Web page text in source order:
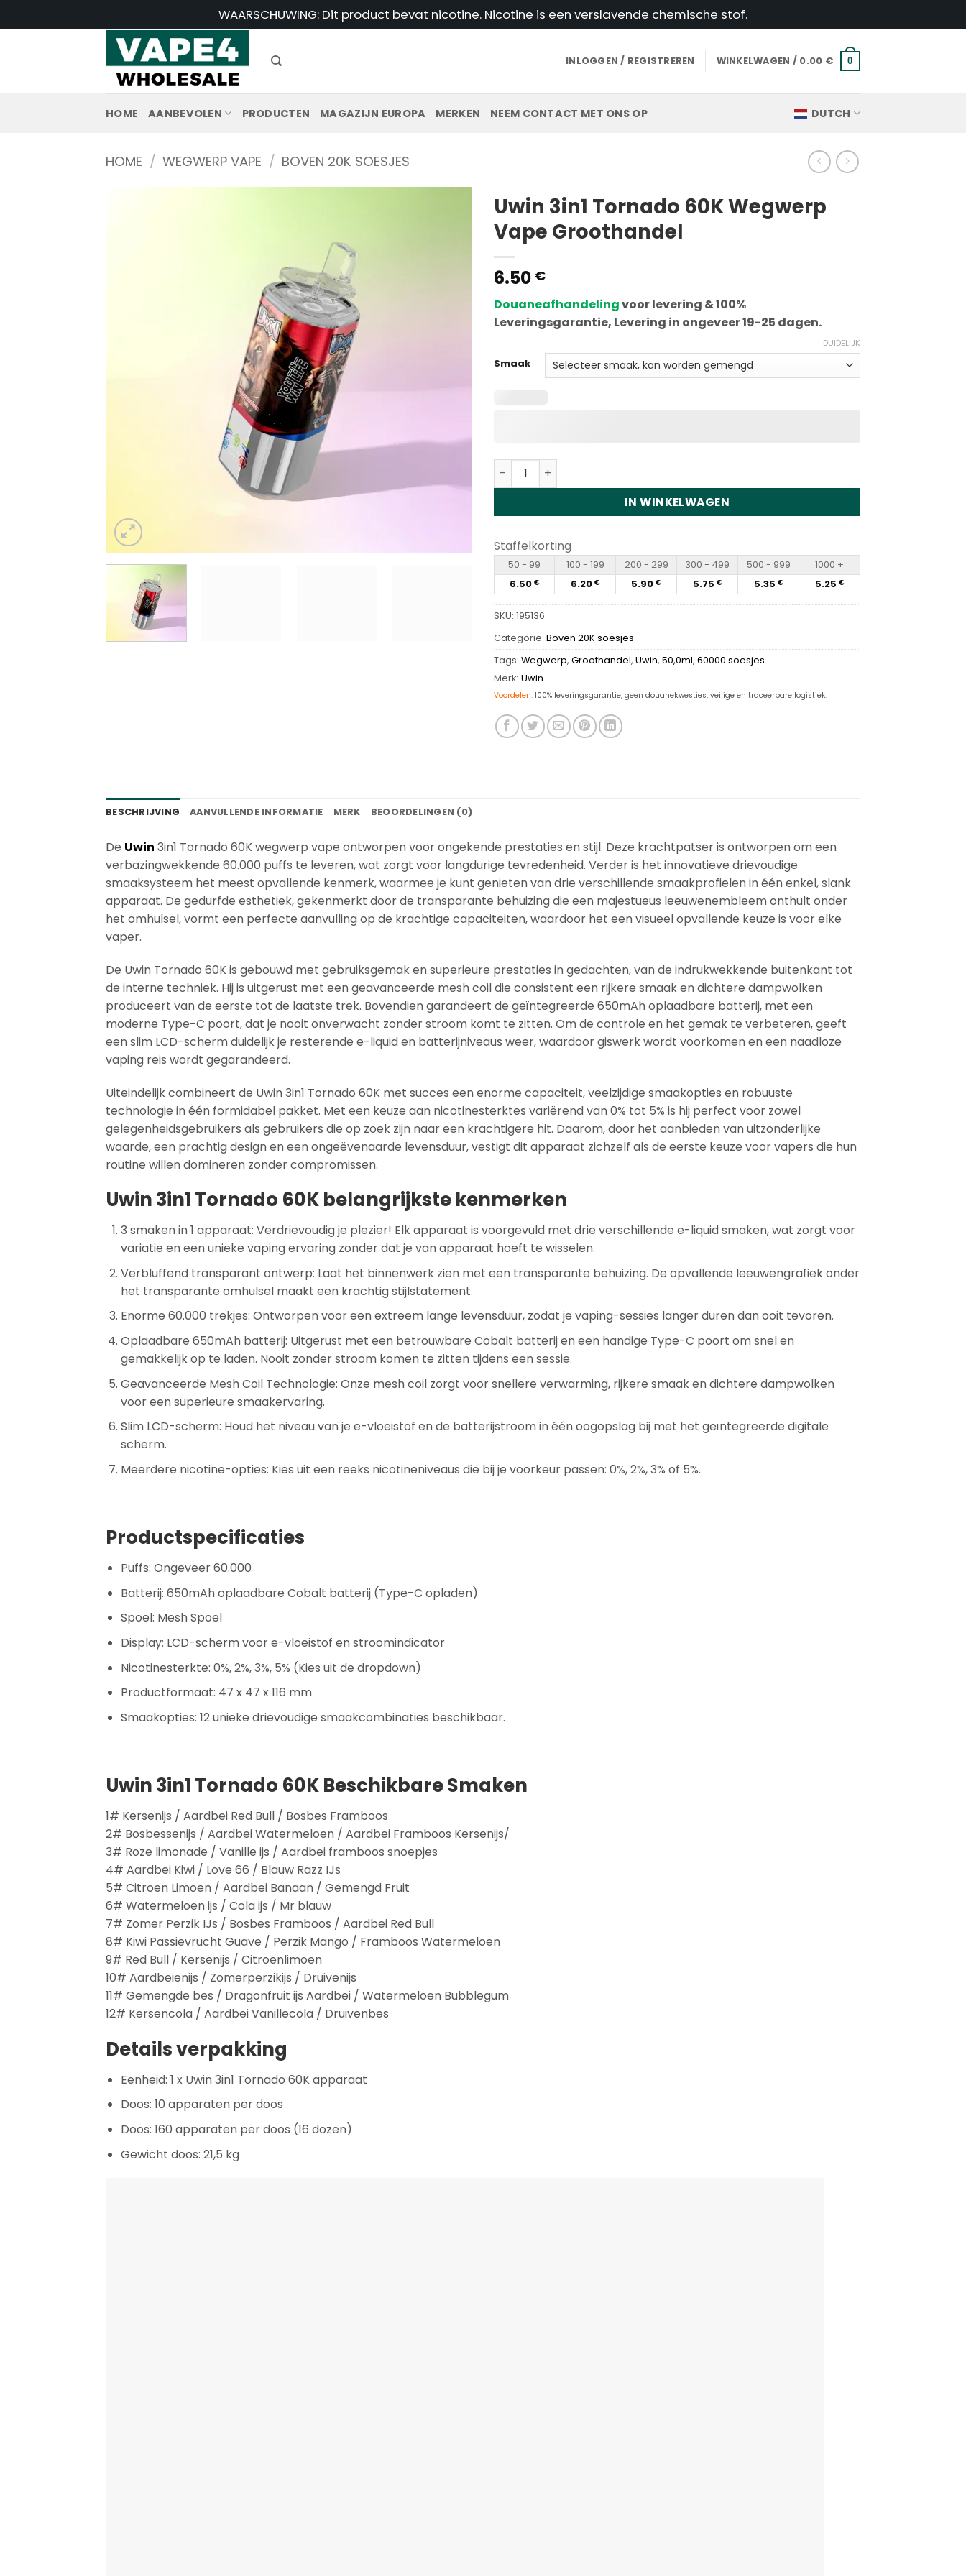
naar
WAARSCHUWING: Dit product bevat nicotine. Nicotine is een verslavende chemische stof.
INLOGGEN / REGISTREREN WINKELWAGEN / 0.00 € 0
HOME AANBEVOLEN PRODUCTEN MAGAZIJN EUROPA MERKEN NEEM CONTACT MET ONS OP DUTCH
HOME / WEGWERP VAPE / BOVEN 20K SOESJES
Uwin 3in1 Tornado 60K Wegwerp
Vape Groothandel
6.50 €
Douaneafhandelingvoor levering & 100%
Leveringsgarantie, Levering in ongeveer 19-25 dagen.
Smaak
DUIDELIJK
Uwin 3in1 Tornado 60K Disposable Vape Wholesale hoeveelheid
IN WINKELWAGEN
Staffelkorting
50 - 99 100 - 199 200 - 299 300 - 499 500 - 999
1000 +
6.50 € 6.20 € 5.90 € 5.75 € 5.35 € 5.25 €
SKU: 195136
Categorie: Boven 20K soesjes
Tags: Wegwerp, Groothandel, Uwin, 50,0ml, 60000 soesjes
Merk: Uwin
Voordelen: 100% leveringsgarantie, geen douanekwesties, veilige en traceerbare logistiek.
BESCHRIJVING AANVULLENDE INFORMATIE MERK BEOORDELINGEN (0)
De Uwin 3in1 Tornado 60K wegwerp vape ontworpen voor ongekende prestaties en stijl. Deze krachtpatser is ontworpen om een
verbazingwekkende 60.000 puffs te leveren, wat zorgt voor langdurige tevredenheid. Verder is het innovatieve drievoudige
smaaksysteem het meest opvallende kenmerk, waarmee je kunt genieten van drie verschillende smaakprofielen in één enkel, slank
apparaat. De gedurfde esthetiek, gekenmerkt door de transparante behuizing die een majestueus leeuwenembleem onthult onder
het omhulsel, vormt een perfecte aanvulling op de krachtige capaciteiten, waardoor het een visueel opvallende keuze is voor elke
vaper.
De Uwin Tornado 60K is gebouwd met gebruiksgemak en superieure prestaties in gedachten, van de indrukwekkende buitenkant tot
de interne techniek. Hij is uitgerust met een geavanceerde mesh coil die consistent een rijkere smaak en dichtere dampwolken
produceert van de eerste tot de laatste trek. Bovendien garandeert de geïntegreerde 650mAh oplaadbare batterij, met een
moderne Type-C poort, dat je nooit onverwacht zonder stroom komt te zitten. Om de controle en het gemak te verbeteren, geeft
een slim LCD-scherm duidelijk je resterende e-liquid en batterijniveaus weer, waardoor giswerk wordt voorkomen en een naadloze
vaping reis wordt gegarandeerd.
Uiteindelijk combineert de Uwin 3in1 Tornado 60K met succes een enorme capaciteit, veelzijdige smaakopties en robuuste
technologie in één formidabel pakket. Met een keuze aan nicotinesterktes variërend van 0% tot 5% is hij perfect voor zowel
gelegenheidsgebruikers als gebruikers die op zoek zijn naar een krachtigere hit. Daarom, door het aanbieden van uitzonderlijke
waarde, een prachtig design en een ongeëvenaarde levensduur, vestigt dit apparaat zichzelf als de eerste keuze voor vapers die hun
routine willen domineren zonder compromissen.
Uwin 3in1 Tornado 60K belangrijkste kenmerken
3 smaken in 1 apparaat: Verdrievoudig je plezier! Elk apparaat is voorgevuld met drie verschillende e-liquid smaken, wat zorgt voor
variatie en een unieke vaping ervaring zonder dat je van apparaat hoeft te wisselen.
Verbluffend transparant ontwerp: Laat het binnenwerk zien met een transparante behuizing. De opvallende leeuwengrafiek onder
het transparante omhulsel maakt een krachtig stijlstatement.
Enorme 60.000 trekjes: Ontworpen voor een extreem lange levensduur, zodat je vaping-sessies langer duren dan ooit tevoren.
Oplaadbare 650mAh batterij: Uitgerust met een betrouwbare Cobalt batterij en een handige Type-C poort om snel en
gemakkelijk op te laden. Nooit zonder stroom komen te zitten tijdens een sessie.
Geavanceerde Mesh Coil Technologie: Onze mesh coil zorgt voor snellere verwarming, rijkere smaak en dichtere dampwolken
voor een superieure smaakervaring.
Slim LCD-scherm: Houd het niveau van je e-vloeistof en de batterijstroom in één oogopslag bij met het geïntegreerde digitale
scherm.
Meerdere nicotine-opties: Kies uit een reeks nicotineniveaus die bij je voorkeur passen: 0%, 2%, 3% of 5%.
Productspecificaties
Puffs: Ongeveer 60.000
Batterij: 650mAh oplaadbare Cobalt batterij (Type-C opladen)
Spoel: Mesh Spoel
Display: LCD-scherm voor e-vloeistof en stroomindicator
Nicotinesterkte: 0%, 2%, 3%, 5% (Kies uit de dropdown)
Productformaat: 47 x 47 x 116 mm
Smaakopties: 12 unieke drievoudige smaakcombinaties beschikbaar.
Uwin 3in1 Tornado 60K Beschikbare Smaken
1# Kersenijs / Aardbei Red Bull / Bosbes Framboos
2# Bosbessenijs / Aardbei Watermeloen / Aardbei Framboos Kersenijs/
3# Roze limonade / Vanille ijs / Aardbei framboos snoepjes
4# Aardbei Kiwi / Love 66 / Blauw Razz IJs
5# Citroen Limoen / Aardbei Banaan / Gemengd Fruit
6# Watermeloen ijs / Cola ijs / Mr blauw
7# Zomer Perzik IJs / Bosbes Framboos / Aardbei Red Bull
8# Kiwi Passievrucht Guave / Perzik Mango / Framboos Watermeloen
9# Red Bull / Kersenijs / Citroenlimoen
10# Aardbeienijs / Zomerperzikijs / Druivenijs
11# Gemengde bes / Dragonfruit ijs Aardbei / Watermeloen Bubblegum
12# Kersencola / Aardbei Vanillecola / Druivenbes
Details verpakking
Eenheid: 1 x Uwin 3in1 Tornado 60K apparaat
Doos: 10 apparaten per doos
Doos: 160 apparaten per doos (16 dozen)
Gewicht doos: 21,5 kg